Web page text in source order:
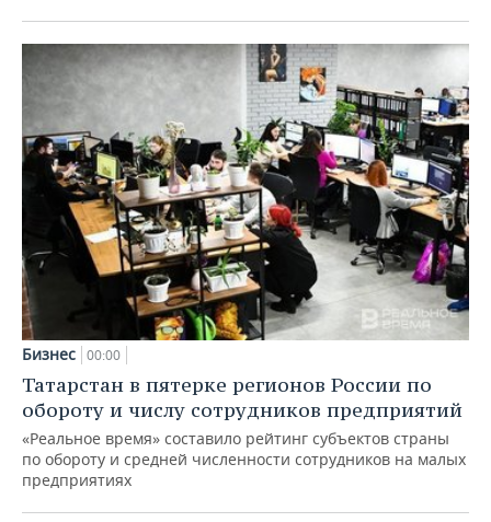
Бизнес 00:00
Татарстан в пятерке регионов России по
обороту и числу сотрудников предприятий
«Реальное время» составило рейтинг субъектов страны
по обороту и средней численности сотрудников на малых
предприятиях